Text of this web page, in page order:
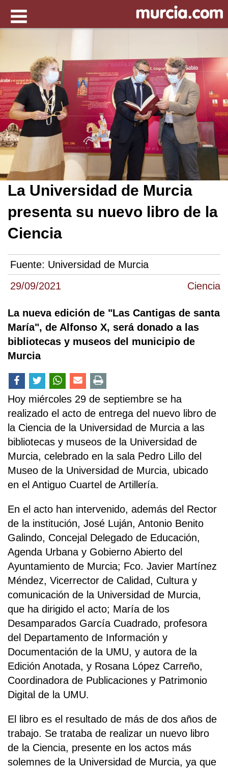
29/09/2021 Ciencia
La Universidad de Murcia
presenta su nuevo libro de la
Ciencia
Fuente: Universidad de Murcia
La nueva edición de "Las Cantigas de santa
María", de Alfonso X, será donado a las
bibliotecas y museos del municipio de
Murcia
Hoy miércoles 29 de septiembre se ha
realizado el acto de entrega del nuevo libro de
la Ciencia de la Universidad de Murcia a las
bibliotecas y museos de la Universidad de
Murcia, celebrado en la sala Pedro Lillo del
Museo de la Universidad de Murcia, ubicado
en el Antiguo Cuartel de Artillería.
En el acto han intervenido, además del Rector
de la institución, José Luján, Antonio Benito
Galindo, Concejal Delegado de Educación,
Agenda Urbana y Gobierno Abierto del
Ayuntamiento de Murcia; Fco. Javier Martínez
Méndez, Vicerrector de Calidad, Cultura y
comunicación de la Universidad de Murcia,
que ha dirigido el acto; María de los
Desamparados García Cuadrado, profesora
del Departamento de Información y
Documentación de la UMU, y autora de la
Edición Anotada, y Rosana López Carreño,
Coordinadora de Publicaciones y Patrimonio
Digital de la UMU.
El libro es el resultado de más de dos años de
trabajo. Se trataba de realizar un nuevo libro
de la Ciencia, presente en los actos más
solemnes de la Universidad de Murcia, ya que